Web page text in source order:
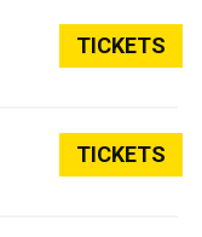
TICKETS
TICKETS